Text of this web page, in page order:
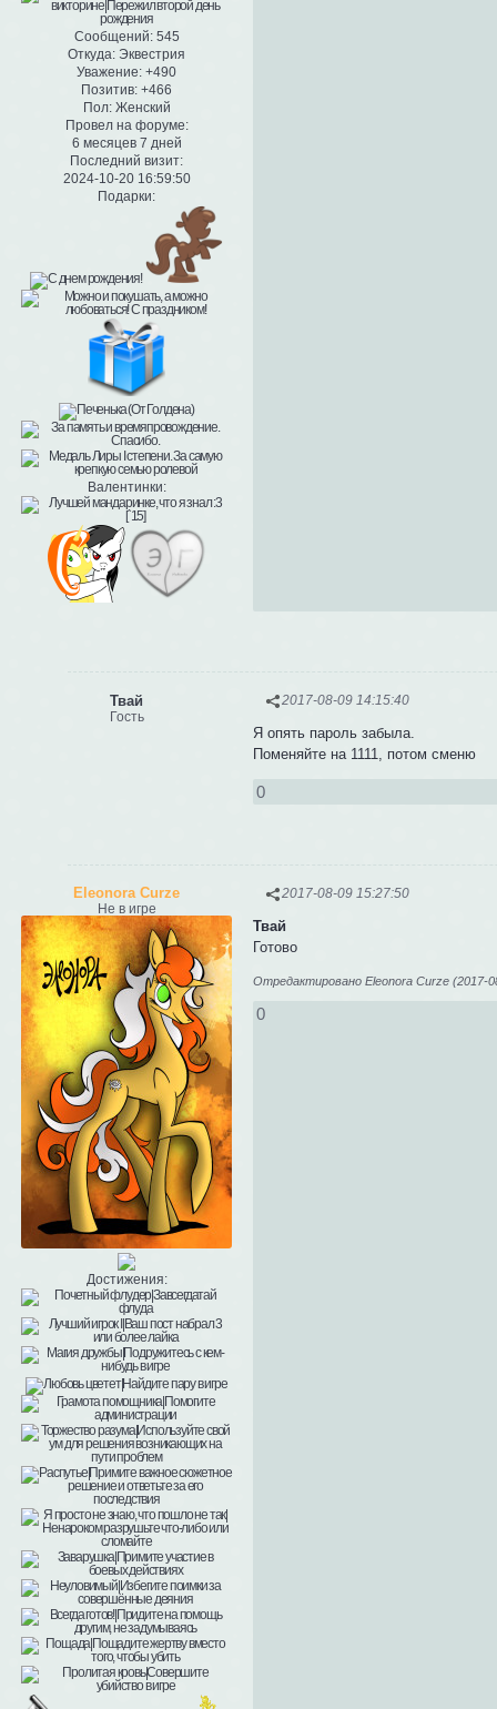
Сообщений:545
Откуда: Эквестрия
Уважение: +490
Позитив: +466
Пол:Женский
Провел на форуме:
6 месяцев 7 дней
Последний визит:
2024-10-20 16:59:50
Подарки:
Валентинки:
2017-08-09 14:15:40
Твай
Гость
Я опять пароль забыла.
Поменяйте на 1111, потом сменю
0
2017-08-09 15:27:50
Eleonora Curze
Не в игре
Достижения:
Твай
Готово
Отредактировано Eleonora Curze (2017-
0